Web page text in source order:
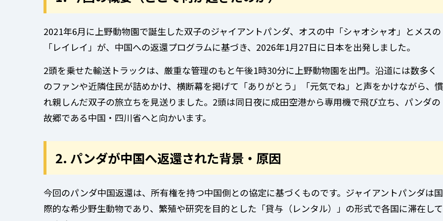
2021年6月に上野動物園で誕生した双子のジャイアントパンダ、オスの中「シャオシャオ」とメスの
「レイレイ」が、中国への返還プログラムに基づき、2026年1月27日に日本を出発しました。
2頭を乗せた輸送トラックは、厳重な管理のもと午後1時30分に上野動物園を出門。沿道には数多く
のファンや近隣住民が詰めかけ、横断幕を掲げて「ありがとう」「元気でね」と声をかけながら、慣
れ親しんだ双子の旅立ちを見送りました。2頭は同日夜に成田空港から専用機で飛び立ち、パンダの
故郷である中国・四川省へと向かいます。
2. パンダが中国へ返還された背景・原因
今回のパンダ中国返還は、所有権を持つ中国側との協定に基づくものです。ジャイアントパンダは国
際的な希少野生動物であり、繁殖や研究を目的とした「貸与（レンタル）」の形式で各国に滞在して